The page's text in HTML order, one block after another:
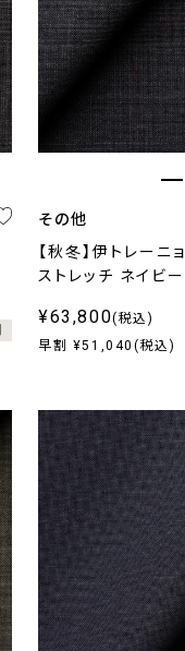
その他
【秋冬】伊トレー
ストレッチ ネイビ
¥63,800(税込)
早割 ¥51,040(税込)